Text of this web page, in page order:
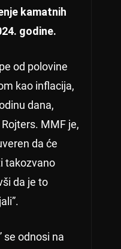
kamatnih
godine.
od polovine
kao inflacija,
dana,
MMF je,
da će
takozvano
da je to
se odnosi na